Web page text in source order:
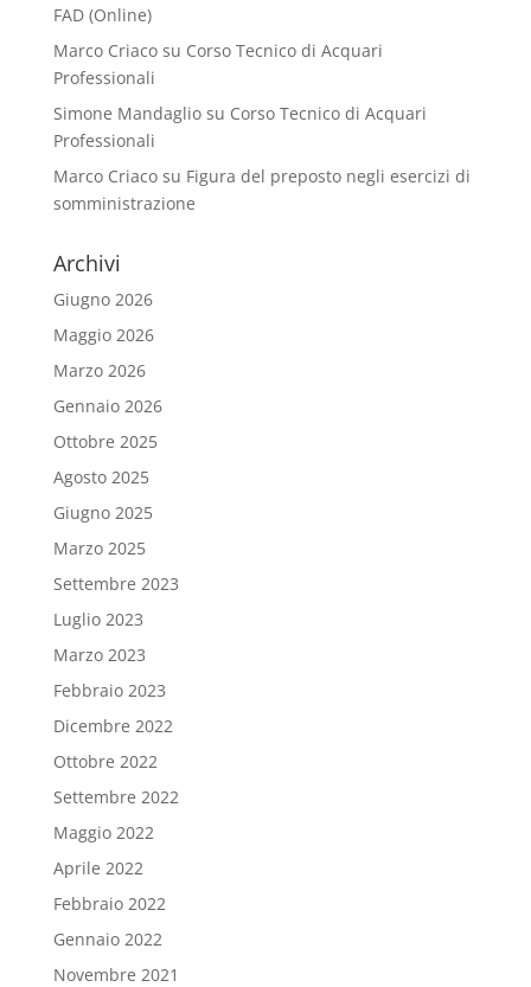
FAD (Online)
Marco Criacosu Corso Tecnico di Acquari
Professionali
Simone Mandagliosu Corso Tecnico di Acquari
Professionali
Marco Criacosu Figura del preposto negli esercizi di
somministrazione
Archivi
Giugno 2026
Maggio 2026
Marzo 2026
Gennaio 2026
Ottobre 2025
Agosto 2025
Giugno 2025
Marzo 2025
Settembre 2023
Luglio 2023
Marzo 2023
Febbraio 2023
Dicembre 2022
Ottobre 2022
Settembre 2022
Maggio 2022
Aprile 2022
Febbraio 2022
Gennaio 2022
Novembre 2021